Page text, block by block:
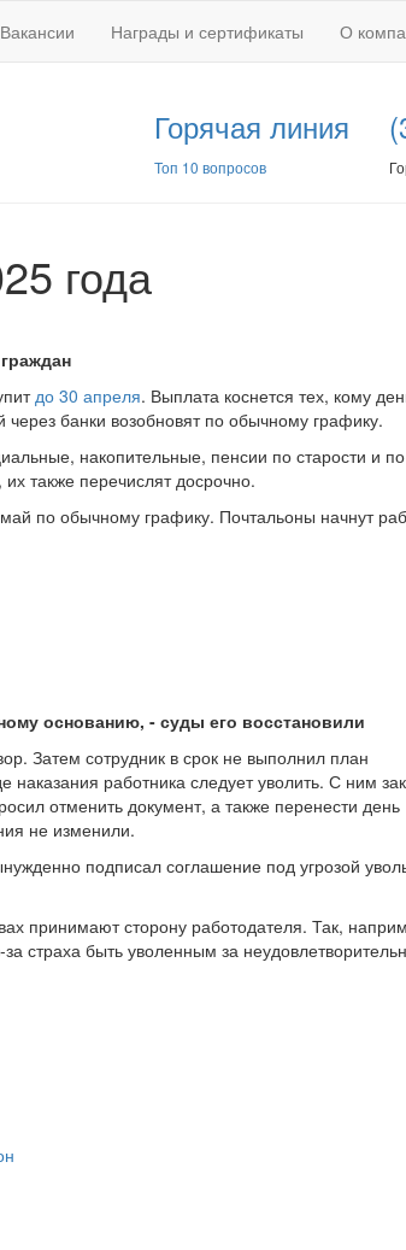
Вакансии Награды и сертификаты О
Горячая линия
Топ 10 вопросов
года
до 30 апреля. Выплата коснется тех, кому
банки возобновят по обычному графику.
накопительные, пенсии по старости и по
также перечислят досрочно.
по обычному графику. Почтальоны начнут
основанию, - суды его восстановили
Затем сотрудник в срок не выполнил план
наказания работника следует уволить. С ним
отменить документ, а также перенести день
не изменили.
подписал соглашение под угрозой
принимают сторону работодателя. Так,
страха быть уволенным за